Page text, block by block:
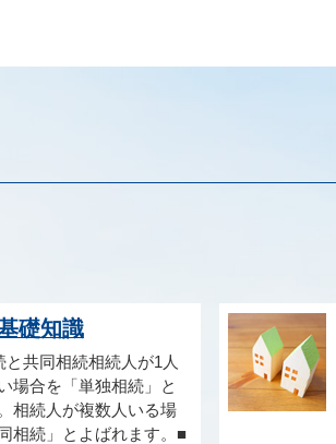
礎知識
と共同相続相続人が1人
場合を「単独相続」と
相続人が複数人いる場
相続」とよばれます。■